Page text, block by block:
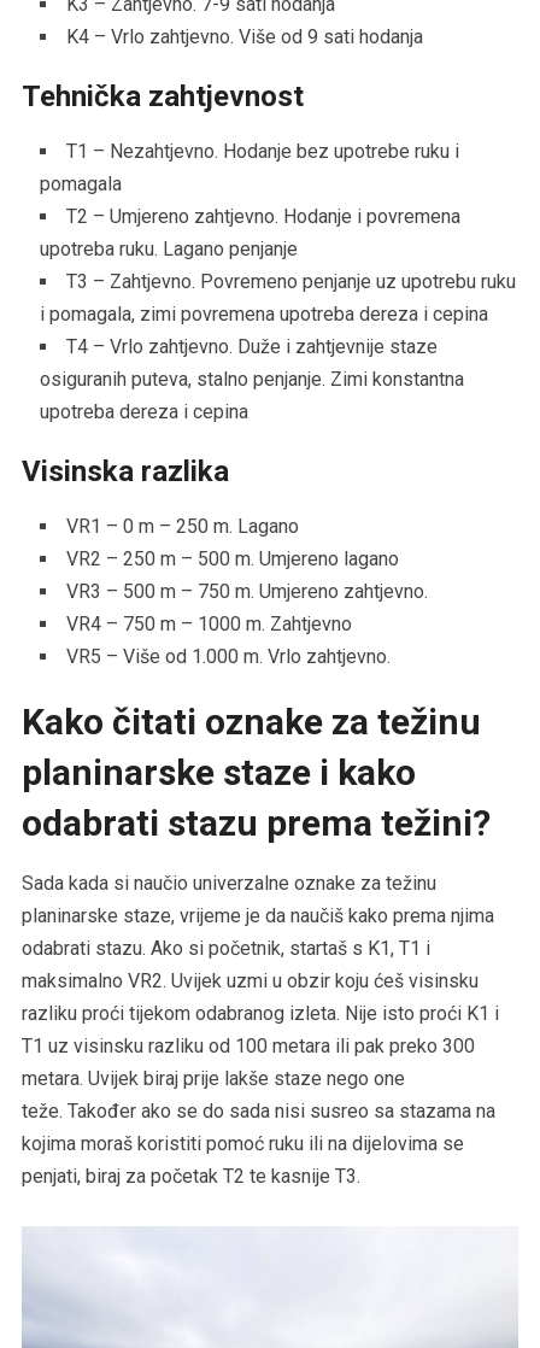
K4 – Vrlo zahtjevno. Više od 9 sati hodanja
Tehnička zahtjevnost
T1 – Nezahtjevno. Hodanje bez upotrebe ruku i
pomagala
T2 – Umjereno zahtjevno. Hodanje i povremena
upotreba ruku. Lagano penjanje
T3 – Zahtjevno. Povremeno penjanje uz upotrebu ruku
i pomagala, zimi povremena upotreba dereza i cepina
T4 – Vrlo zahtjevno. Duže i zahtjevnije staze
osiguranih puteva, stalno penjanje. Zimi konstantna
upotreba dereza i cepina
Visinska razlika
VR1 – 0 m – 250 m. Lagano
VR2 – 250 m – 500 m. Umjereno lagano
VR3 – 500 m – 750 m. Umjereno zahtjevno.
VR4 – 750 m – 1000 m. Zahtjevno
VR5 – Više od 1.000 m. Vrlo zahtjevno.
Kako čitati oznake za težinu
planinarske staze i kako
odabrati stazu prema težini?
Sada kada si naučio univerzalne oznake za težinu
planinarske staze, vrijeme je da naučiš kako prema njima
odabrati stazu. Ako si početnik, startaš s K1, T1 i
maksimalno VR2. Uvijek uzmi u obzir koju ćeš visinsku
razliku proći tijekom odabranog izleta. Nije isto proći K1 i
T1 uz visinsku razliku od 100 metara ili pak preko 300
metara. Uvijek biraj prije lakše staze nego one
teže. Također ako se do sada nisi susreo sa stazama na
kojima moraš koristiti pomoć ruku ili na dijelovima se
penjati, biraj za početak T2 te kasnije T3.